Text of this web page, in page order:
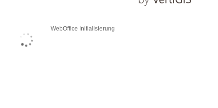
WebOffice Initialisierung